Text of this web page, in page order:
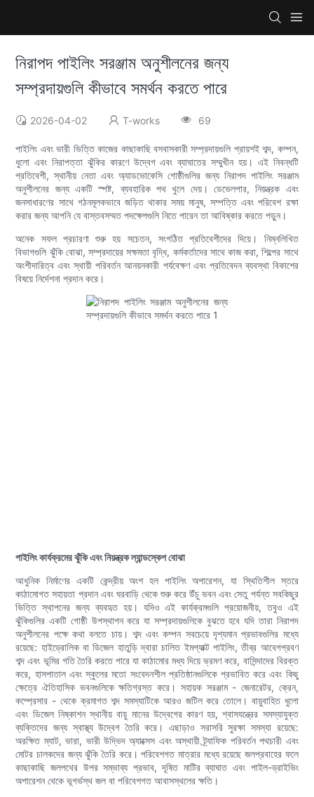
নিরাপদ পাইলিং সরঞ্জাম অনুশীলনের জন্য
সম্প্রদায়গুলি কীভাবে সমর্থন করতে পারে
2026-04-02 T-works 69
পাইলিং এবং ভারী ভিত্তি কাজের কাছাকাছি বসবাসকারী সম্প্রদায়গুলি প্রায়শই শব্দ, কম্পন,
ধুলো এবং নিরাপত্তা ঝুঁকির কারণে উদ্বেগ এবং ব্যাঘাতের সম্মুখীন হয়। এই নিবন্ধটি
প্রতিবেশী, স্থানীয় নেতা এবং অ্যাডভোকেসি গোষ্ঠীগুলির জন্য নিরাপদ পাইলিং সরঞ্জাম
অনুশীলনের জন্য একটি স্পষ্ট, ব্যবহারিক পথ খুলে দেয়। ডেভেলপার, নিয়ন্ত্রক এবং
জনসাধারণের সাথে গঠনমূলকভাবে জড়িত থাকার সময় মানুষ, সম্পত্তি এবং পরিবেশ রক্ষা
করার জন্য আপনি যে বাস্তবসম্মত পদক্ষেপগুলি নিতে পারেন তা আবিষ্কার করতে পড়ুন।
অনেক সফল প্রচারণা শুরু হয় সচেতন, সংগঠিত প্রতিবেশীদের দিয়ে। নিম্নলিখিত
বিভাগগুলি ঝুঁকি বোঝা, সম্প্রদায়ের সক্ষমতা বৃদ্ধি, কর্মকর্তাদের সাথে কাজ করা, শিল্পের সাথে
অংশীদারিত্ব এবং স্থায়ী পরিবর্তন আনয়নকারী পর্যবেক্ষণ এবং প্রতিবেদন ব্যবস্থা বিকাশের
বিষয়ে নির্দেশনা প্রদান করে।
পাইলিং কার্যক্রমের ঝুঁকি এবং নিয়ন্ত্রক ল্যান্ডস্কেপ বোঝা
আধুনিক নির্মাণের একটি কেন্দ্রীয় অংশ হল পাইলিং অপারেশন, যা স্থিতিশীল স্তরে
কাঠামোগত সহায়তা প্রদান এবং ঘরবাড়ি থেকে শুরু করে উঁচু ভবন এবং সেতু পর্যন্ত সবকিছুর
ভিত্তি স্থাপনের জন্য ব্যবহৃত হয়। যদিও এই কার্যক্রমগুলি প্রয়োজনীয়, তবুও এই
ঝুঁকিগুলির একটি গোষ্ঠী উপস্থাপন করে যা সম্প্রদায়গুলিকে বুঝতে হবে যদি তারা নিরাপদ
অনুশীলনের পক্ষে কথা বলতে চায়। শব্দ এবং কম্পন সবচেয়ে দৃশ্যমান প্রভাবগুলির মধ্যে
রয়েছে: হাইড্রোলিক বা ডিজেল হাতুড়ি দ্বারা চালিত ইমপ্যাক্ট পাইলিং, তীব্র আবেগপ্রবণ
শব্দ এবং ভূমির গতি তৈরি করতে পারে যা কাঠামোর মধ্য দিয়ে ভ্রমণ করে, বাসিন্দাদের বিরক্ত
করে, হাসপাতাল এবং স্কুলের মতো সংবেদনশীল প্রতিষ্ঠানগুলিকে প্রভাবিত করে এবং কিছু
ক্ষেত্রে ঐতিহাসিক ভবনগুলিকে ক্ষতিগ্রস্ত করে। সহায়ক সরঞ্জাম - জেনারেটর, ক্রেন,
কম্প্রেসার - থেকে ক্রমাগত শব্দ সমস্যাটিকে আরও জটিল করে তোলে। বায়ুবাহিত ধুলো
এবং ডিজেল নিষ্কাশন স্থানীয় বায়ু মানের উদ্বেগের কারণ হয়, শ্বাসযন্ত্রের সমস্যাযুক্ত
ব্যক্তিদের জন্য স্বাস্থ্য উদ্বেগ তৈরি করে। এছাড়াও সরাসরি সুরক্ষা সমস্যা রয়েছে:
অরক্ষিত ম্যাট, ভারা, ভারী উদ্ভিদ অ্যাক্সেস এবং অস্থায়ী ট্র্যাফিক পরিবর্তন পথচারী এবং
মোটর চালকদের জন্য ঝুঁকি তৈরি করে। পরিবেশগত মাত্রার মধ্যে রয়েছে জলপ্রবাহের ফলে
কাছাকাছি জলপথের উপর সম্ভাব্য প্রভাব, দূষিত মাটির ব্যাঘাত এবং পাইল-ড্রাইভিং
অপারেশন থেকে ভূগর্ভস্থ জল বা পরিবেশগত আবাসস্থলের ক্ষতি।